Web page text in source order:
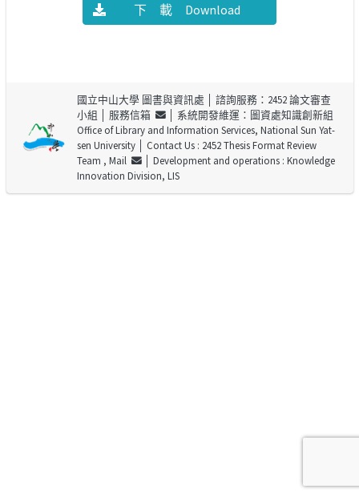
下 載 Download
國立中山大學 圖書與資訊處 │ 諮詢服務：2452 論文審查
小組 │ 服務信箱
│ 系統開發維運：圖資處知識創新組
Office of Library and Information Services, National Sun Yat-
sen University│ Contact Us : 2452 Thesis Format Review
Team , Mail
│ Development and operations : Knowledge
Innovation Division, LIS